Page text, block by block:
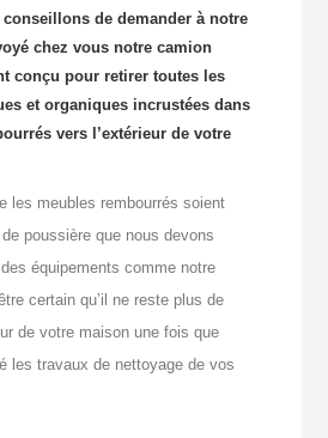
de demander à notre
chez vous notre camion
conçu pour retirer toutes les
et organiques incrustées dans
vers l’extérieur de votre
les meubles rembourrés soient
poussière que nous devons
équipements comme notre
certain qu’il ne reste plus de
de votre maison une fois que
les travaux de nettoyage de vos